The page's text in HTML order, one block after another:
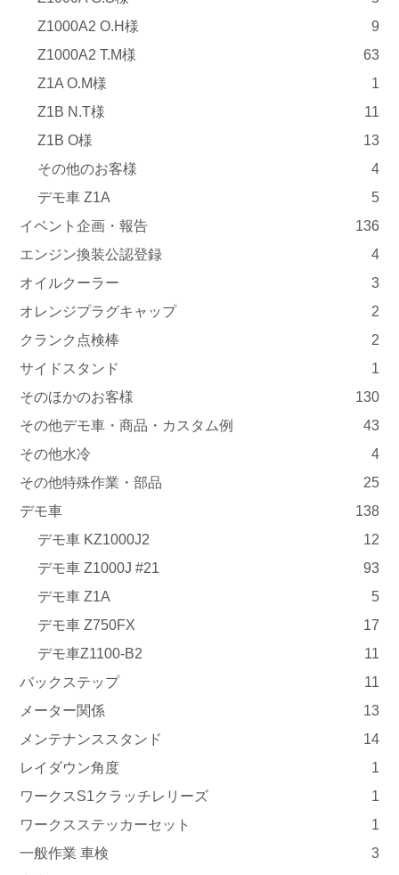
Z1000A2 O.H様
9
Z1000A2 T.M様
63
Z1A O.M様
1
Z1B N.T様
11
Z1B O様
13
その他のお客様
4
デモ車 Z1A
5
イベント企画・報告
136
エンジン換装公認登録
4
オイルクーラー
3
オレンジプラグキャップ
2
クランク点検棒
2
サイドスタンド
1
そのほかのお客様
130
その他デモ車・商品・カスタム例
43
その他水冷
4
その他特殊作業・部品
25
デモ車
138
デモ車 KZ1000J2
12
デモ車 Z1000J #21
93
デモ車 Z1A
5
デモ車 Z750FX
17
デモ車Z1100-B2
11
バックステップ
11
メーター関係
13
メンテナンススタンド
14
レイダウン角度
1
ワークスS1クラッチレリーズ
1
ワークスステッカーセット
1
一般作業 車検
3